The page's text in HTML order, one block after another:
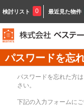
検討リスト 0 最近見た物件
パスワードを忘
パスワードを忘れた方
さい。
下記の入力フォームに